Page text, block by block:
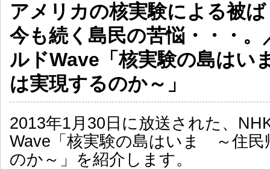
アメリカの核実験による被
今も続く島民の苦悩・・・。
ルドWave「核実験の島はい
は実現するのか～」
2013年1月30日に放送された、
Wave「核実験の島はいま ～住民
のか～」を紹介します。